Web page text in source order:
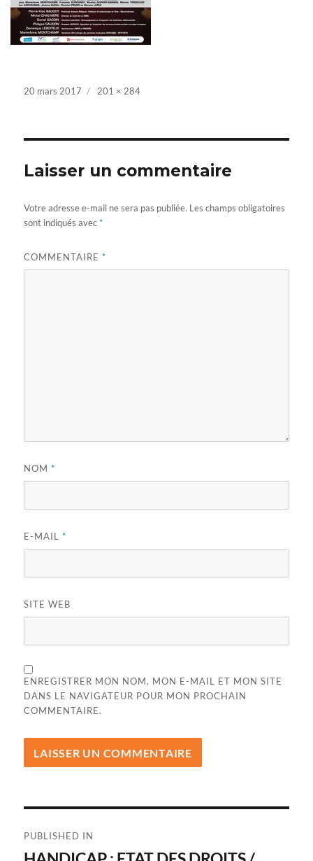
Posted
20 mars 2017
Full
201 × 284
Laisser un commentaire
Votre adresse e-mail ne sera pas publiée. Les champs obligatoires
sont indiqués avec*
COMMENTAIRE*
NOM*
E-MAIL*
SITE WEB
ENREGISTRER MON NOM, MON E-MAIL ET MON SITE
DANS LE NAVIGATEUR POUR MON PROCHAIN
COMMENTAIRE.
de
PUBLISHED IN